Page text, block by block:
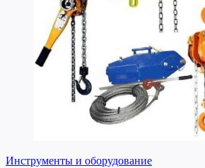
Инструменты и оборудование